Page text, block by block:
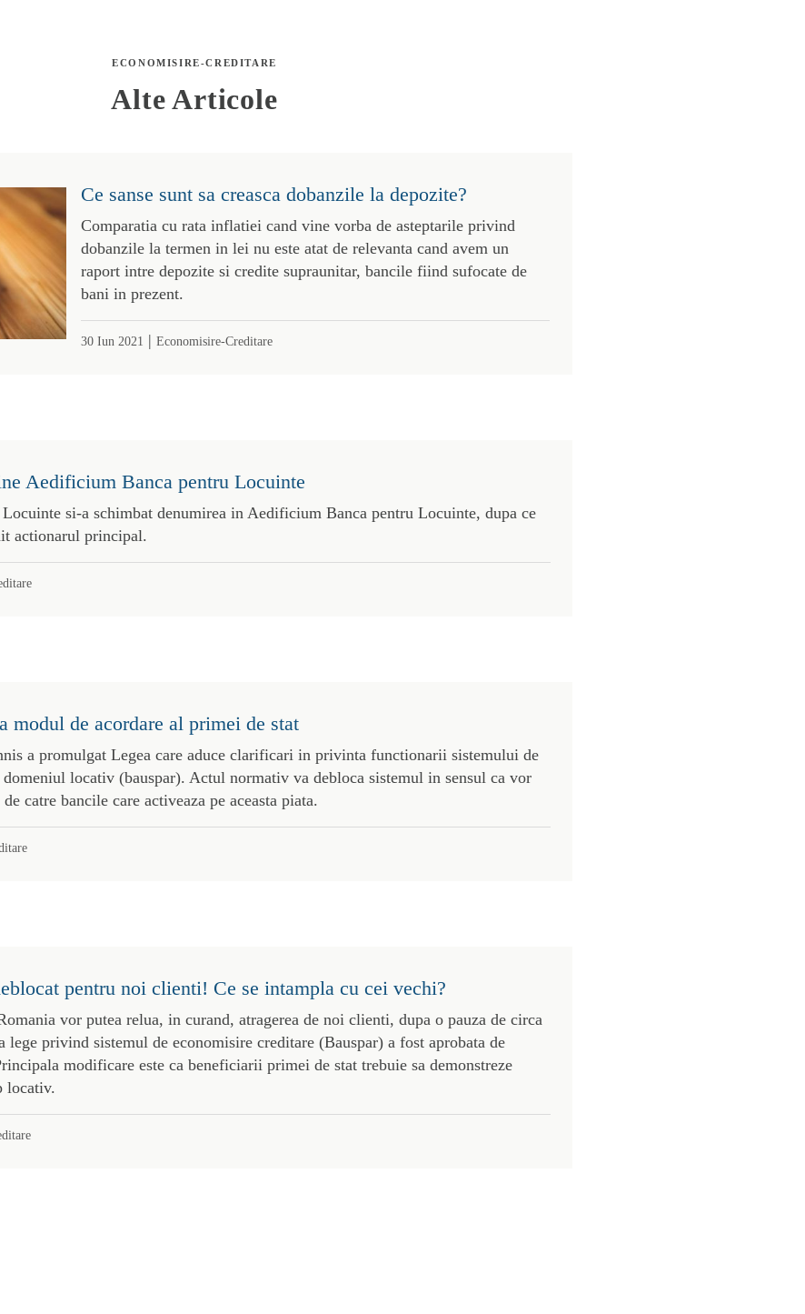
ECONOMISIRE-CREDITARE
Alte Articole
Ce sanse sunt sa creasca dobanzile la depozite?
Comparatia cu rata inflatiei cand vine vorba de asteptarile privind
dobanzile la termen in lei nu este atat de relevanta cand avem un
raport intre depozite si credite supraunitar, bancile fiind sufocate de
bani in prezent.
30 Iun 2021 | Economisire-Creditare
Aedificium Banca pentru Locuinte
si-a schimbat denumirea in Aedificium Banca pentru Locuinte, dupa ce
actionarul principal.
modul de acordare al primei de stat
a promulgat Legea care aduce clarificari in privinta functionarii sistemului de
locativ (bauspar). Actul normativ va debloca sistemul in sensul ca vor
catre bancile care activeaza pe aceasta piata.
pentru noi clienti! Ce se intampla cu cei vechi?
vor putea relua, in curand, atragerea de noi clienti, dupa o pauza de circa
lege privind sistemul de economisire creditare (Bauspar) a fost aprobata de
modificare este ca beneficiarii primei de stat trebuie sa demonstreze
locativ.